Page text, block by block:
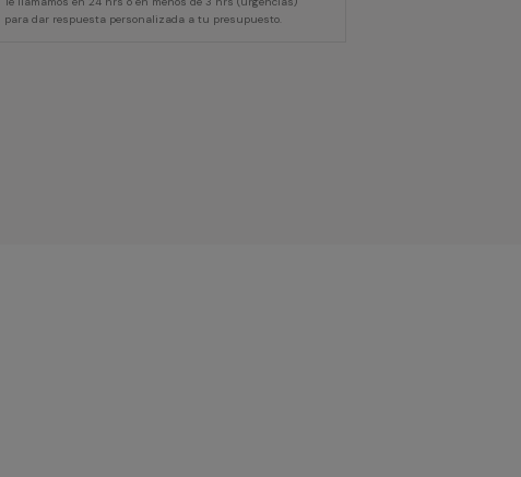
para dar respuesta personalizada a tu presupuesto.